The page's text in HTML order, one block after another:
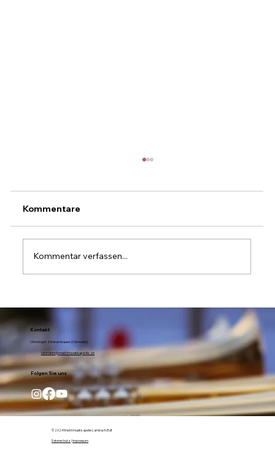
Momente: Gelungenes Open-Air
Konzert
Kommentare
Kommentar verfassen...
Folgen Sie uns
Kontakt
Christoph Zimmerbauer (Obmann)
obmann@marktmusikkapelle.at
© 2024 Marktmusikkapelle Lambach/Edt
Datenschutz |Impressum